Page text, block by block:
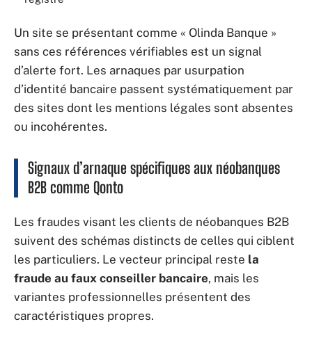
Un site se présentant comme « Olinda Banque »
sans ces références vérifiables est un signal
d’alerte fort. Les arnaques par usurpation
d’identité bancaire passent systématiquement par
des sites dont les mentions légales sont absentes
ou incohérentes.
Signaux d’arnaque spécifiques aux néobanques
B2B comme Qonto
Les fraudes visant les clients de néobanques B2B
suivent des schémas distincts de celles qui ciblent
les particuliers. Le vecteur principal reste la
fraude au faux conseiller bancaire, mais les
variantes professionnelles présentent des
caractéristiques propres.